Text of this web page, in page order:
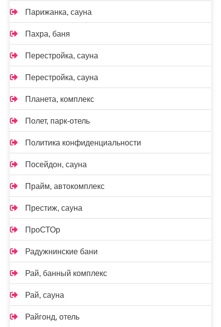
Парижанка, сауна
Пахра, баня
Перестройка, сауна
Перестройка, сауна
Планета, комплекс
Полет, парк-отель
Политика конфиденциальности
Посейдон, сауна
Прайм, автокомплекс
Престиж, сауна
ПроСТОр
Радужнинские бани
Рай, банный комплекс
Рай, сауна
Райгонд, отель